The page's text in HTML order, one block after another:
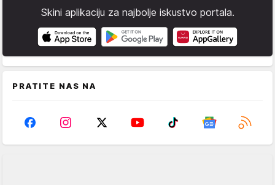
Skini aplikaciju za najbolje iskustvo portala.
PRATITE NAS NA